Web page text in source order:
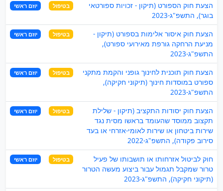
הצעת חוק הספורט (תיקון - זכויות ספורטאי
בוגר), התשפ"ג-2023
בטיפול יוזם ראשי
הצעת חוק איסור אלימות בספורט (תיקון -
מניעת הרחקה גורפת מאירועי ספורט),
התשפ"ג-2023
בטיפול יוזם ראשי
הצעת חוק תוכנית לחינוך גופני והקמת מתקני
ספורט במוסדות חינוך (תיקוני חקיקה),
התשפ"ג-2023
בטיפול יוזם ראשי
הצעת חוק יסודות התקציב (תיקון - שלילת
תקצוב ממוסד שהעומד בראשו מסית נגד
שירות ביטחון או שירות לאומי-אזרחי או בעד
סירוב פקודה), התשפ"ג-2022
בטיפול יוזם ראשי
חוק לביטול אזרחותו או תושבותו של פעיל
טרור שמקבל תגמול עבור ביצוע מעשה הטרור
(תיקוני חקיקה), התשפ"ג-2023
בטיפול יוזם ראשי